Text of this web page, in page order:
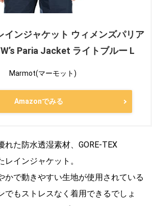
インジャケット ウィメンズパリア
Paria Jacket ライトブルー L
Marmot(マーモット)
Amazonでみる
れた防水透湿素材、GORE-TEX
レインジャケット。
かで動きやすい生地が使用されている
でもストレスなく着用できるでしょ